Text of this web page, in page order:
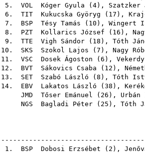
5. VOL Kóger Gyula ( 4), Szatzker
6. TIT Kukucska Györyg ( 17 ),
7. BSP Tésy Tamás ( 10 ), Wingert
8. PZT Kollarics József ( 16 ),
9. TTE Vigh Sándor ( 18 ), Tóth
10. SKS Szokol Lajos ( 7 ), Nagy
11. VSC Dosek Ágoston ( 6 ),
12. BVT Sákovics Csaba ( 12 ),
13. SET Szabó László ( 8 ), Tóth
14. EBV Lakatos László ( 38 ),
JMD
Tőser Emánuel ( 26 ), Urbán
NGS
Bagladi Péter ( 25 ), Tóth
1. BSP Dobosi Erzsébet ( 2 ),